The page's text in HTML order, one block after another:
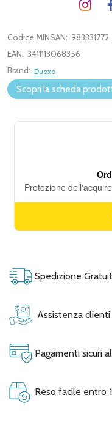
Codice MINSAN: 983331772
EAN: 3411113068356
Brand: Duoxo
Scopri la scheda
Spedizione
Assistenza
Pagamenti sicuri
Reso facile entro